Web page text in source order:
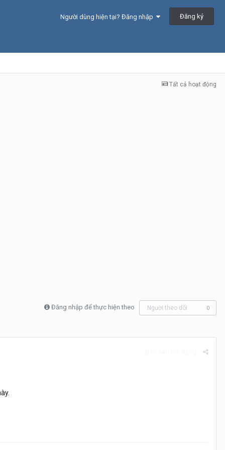
Người dùng hiện tại? Đăng nhập Đăng ký
Tất cả hoạt động
Đăng nhập để thực hiện theo Người theo dõi 0